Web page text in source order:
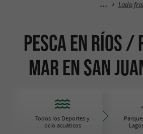
Lado
Pesca en ríos /
Mar en San
Todos los Deportes y
ocio acuáticos